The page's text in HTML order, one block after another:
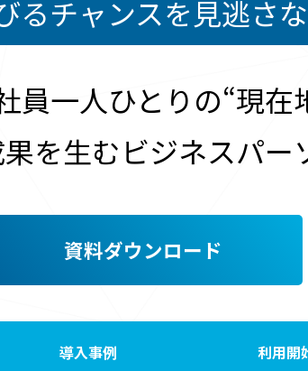
るチャンスを見逃さ
員一人ひとりの“現在
を生むビジネスパー
資料ダウンロード
導入事例 利用開